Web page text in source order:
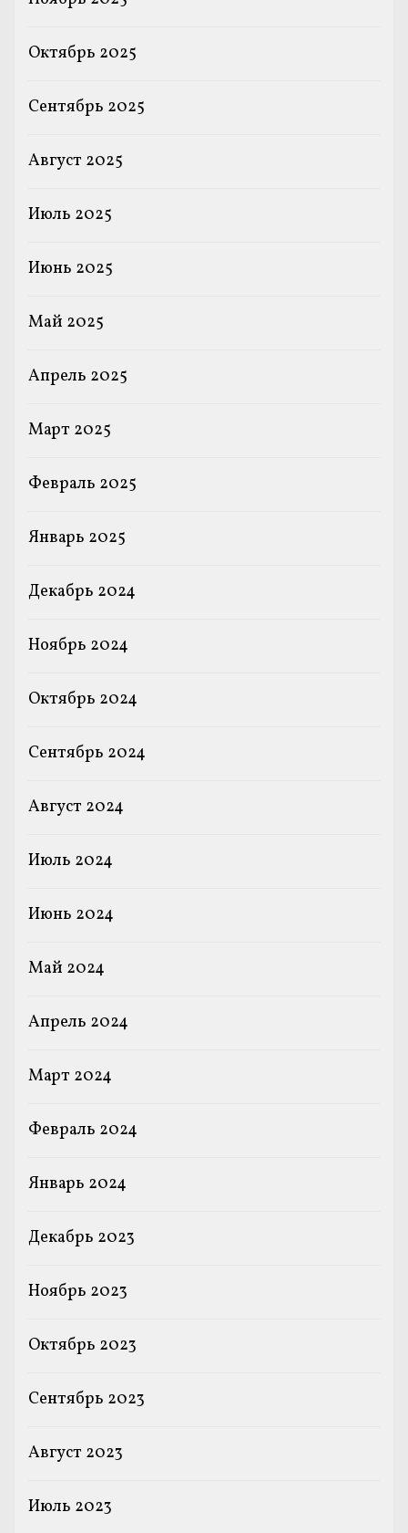
Октябрь 2025
Сентябрь 2025
Август 2025
Июль 2025
Июнь 2025
Май 2025
Апрель 2025
Март 2025
Февраль 2025
Январь 2025
Декабрь 2024
Ноябрь 2024
Октябрь 2024
Сентябрь 2024
Август 2024
Июль 2024
Июнь 2024
Май 2024
Апрель 2024
Март 2024
Февраль 2024
Январь 2024
Декабрь 2023
Ноябрь 2023
Октябрь 2023
Сентябрь 2023
Август 2023
Июль 2023